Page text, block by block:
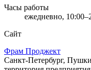
Часы работы
ежедневно,
Сайт
Фрам Проджект
Санкт-Петербург,